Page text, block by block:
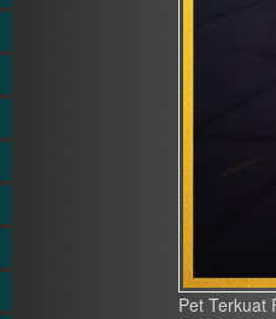
Pet Terkuat